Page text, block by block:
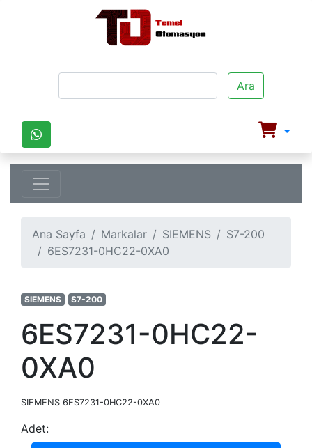
Ara
Ana Sayfa Markalar SIEMENS
S7-200
6ES7231-0HC22-0XA0
SIEMENS S7-200
6ES7231-0HC22-
0XA0
SIEMENS 6ES7231-0HC22-0XA0
Adet: